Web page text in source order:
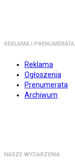
REKLAMA I PRENUMERATA
Reklama
Ogłoszenia
Prenumerata
Archiwum
NASZE WYDARZENIA